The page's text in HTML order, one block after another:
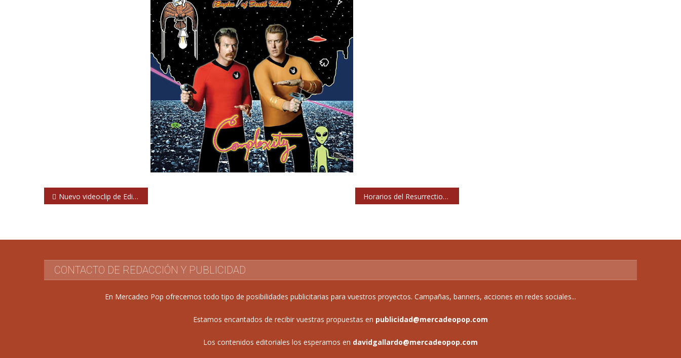
Navegación
Nuevo videoclip de Editors: ‘Marching orders’ Horarios del Resurrection Fest 2015
CONTACTO DE REDACCIÓN Y PUBLICIDAD
En Mercadeo Pop ofrecemos todo tipo de posibilidades publicitarias para vuestros proyectos. Campañas, banners, acciones en redes sociales...
Estamos encantados de recibir vuestras propuestas en publicidad@mercadeopop.com
Los contenidos editoriales los esperamos en davidgallardo@mercadeopop.com